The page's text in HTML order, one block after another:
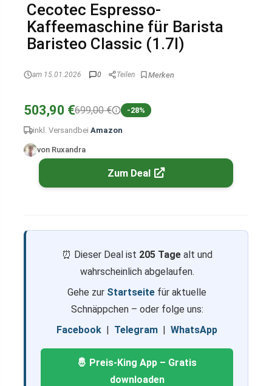
Cecotec Espresso-
Kaffeemaschine für Barista
Baristeo Classic (1.7l)
am 15.01.2026 0 Teilen
503,90 €699,00 € -28%
inkl. Versand bei Amazon
von Ruxandra
Zum Deal
⏰ Dieser Deal ist 205 Tagealt und
wahrscheinlich abgelaufen.
Gehe zur Startseite für aktuelle
Schnäppchen – oder folge uns:
Facebook | Telegram | WhatsApp
🤴 Preis-King App – Gratis
downloaden